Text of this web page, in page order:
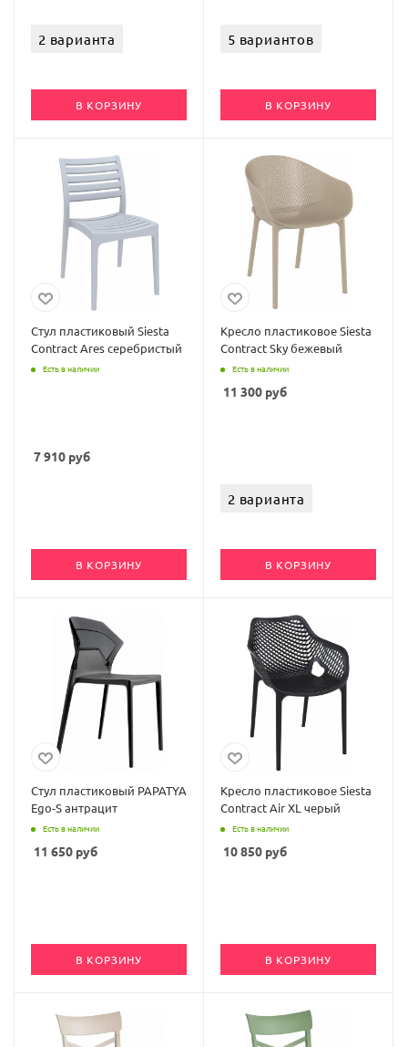
2 варианта
В КОРЗИНУ
5 вариантов
В КОРЗИНУ
Стул пластиковый Siesta
Contract Ares серебристый
Есть в наличии
7 910 руб
В КОРЗИНУ
Кресло пластиковое Siesta
Contract Sky бежевый
Есть в наличии
11 300 руб
2 варианта
В КОРЗИНУ
Стул пластиковый PAPATYA
Ego-S антрацит
Есть в наличии
11 650 руб
В КОРЗИНУ
Кресло пластиковое Siesta
Contract Air XL черый
Есть в наличии
10 850 руб
В КОРЗИНУ